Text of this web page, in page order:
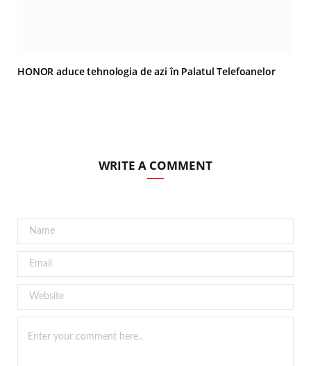
HONOR aduce tehnologia de azi în Palatul Telefoanelor
WRITE A COMMENT